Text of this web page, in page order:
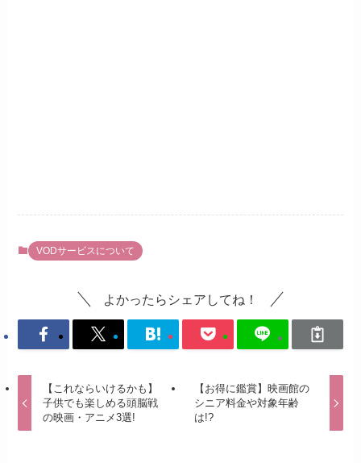
VODサービスについて
よかったらシェアしてね！
【これならいけるかも】
子供でも楽しめる頭脳戦
の映画・アニメ3選!
【お得に鑑賞】映画館の
シニア料金や対象年齢
は!?